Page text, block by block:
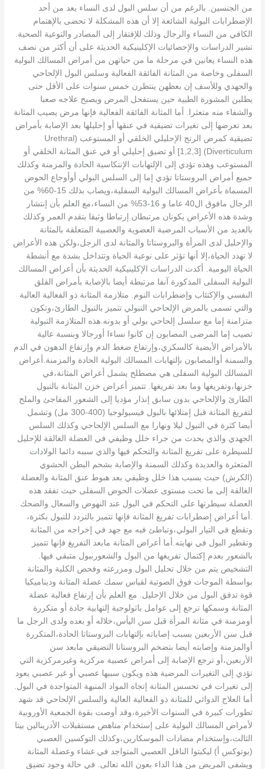
من الجنسين. بالرغم من أن سلس البول لدى النساء يعد من أحد
الإضطرابات البولية الشائعة إلا أن هذه المشكلة لا تحضى بالإهتمام
الكافي من النساء والرجال وذلك للإفتقار إلى المصادر والتوعية الصحية.
تشير الدراسات والإحصائيات الإكلينيكية الحديثة على أن أكثر من نصف
هذه النساء يعانين في مرحلة ما من حياتهن من أمراض المسالك البولية
السفلى وخاصة من المثانة الفائقة الفعالية وسلس البول الإلحاحي
والجهدي وللأسف إن بعظهن ينتظرن خمس سنوات على الأقل حتى
يطلبن المشورة الطبية حين يستفحل المرض ويصبح علاجه صعبا
والشفاء منه متعثرا. أما المثانة الفائقة الفعالية فإنها مرض يصيب المثانة
بعد تعرضها إلى تغيرات تضيقية في عنقها أو إحليلها بعد الإصابة بأمراض
تضيقية كمرض الرتج الإحليلي الخلقي أو المستوعب (Urethral
Diverticulum) [1,2,3] أو تضيق إحليلي أو في عنق المثانة الخلقي أو
المستوعب وهذه تؤدي إلى الإلتهابات الإنتكاسية الحادة والمزمنة وكذلك
جميع أمراض البروستاتا تؤدي إما إلى السلس البولي أوأوجاع الحوض
المسماة بأعراض المسالك البولية السفلية،ويصاب بذلك 15-60% من
الرجال مافوق ال40 عاما و 16-53% من النساء،مع العلم بأن إنتشار
وشدة هذه الأعراض يكونان مرتبطان إرتباطا وثيقا بتقدم العمر وكذلك
بالعديد من الأسباب المرضية العضوية والعصبية المتعلقة بالمثانة
والإحليل لدى المرأة والبروستاتا والمثانة لدى الرجل،ولكن هذه الأعراض
لا تهدد الحياة،إلا أنها تؤثر على نوعية الحياة وتتداخل بشدة مع أنشطة
الحياة اليومية. أكدت الدراسات الإكلينيكية الحديثة بأن أعراض المسالك
البولية السفلى المذكورة آنفا مرتبطة أيضا بالإصابة بأمراض القلق
النفسي والإكتئاب وإضطرابات النوم. متلازمة المثانة ذو الفعالية العالية
والتي تسمى بالمرض الإلحاحي التبولي تتميز بالتبول الطارئ،وتكون
متزامنة إما مع سلسل إلحاحي بولي أو بدونه.هذه المتلازمة التبولية
تصيب إما المرضى المصابون إن كانوا نساءا أورجالا وبنسبة عالية
بالأمراض الأيضية كالسكري،وإرتفاع ضغط الدم وإرتفاع الدهون في الدم
والسمنة أوالمصابون بإلتهابات المسالك البولية الحادة والمزمنة.أعراض
المسالك البولية السفلى هي مصطلح يشمل أعراض المثانة،في
خزنها،وتفريغها وما بعد تفريغها. تتميز أعراض خزن المثانة بالتبول
الطارئ والإلحاحي بدون سابق إنذار مؤديا إلى الشعور المفاجئ والملح
لتفريغ المثانة قبل إمتلائها بالبول فيسيولوجيا (400-300 مل) وتشمل
أيضا كثرة في التبول ليلا ونهارا مع السلس الإلحاحي وكذلك السلس
الجهدي والذي يحدث من جراء خلل وظيفي في العضلة الغالقة للإحليل
للسيطرة على تفريغ المثانة والتحكم فيها والذي سببه دائما الولادات
المتعثرة والعديدة وكذلك السمنة والإصابة بشحم البطن الحشوي
(الكرش) حيث يسبب هذا خلل وظيفي بعد هبوط عنق المثانة والعضلة
الغالقة إلى ما تحت مستوى عضلات الحوض السفلى حيث تفقد هذه
العضلة سيطرتها على التحكم في البول عند النهوض والسعال والضحك
.أما أعراض إضطرابات تفريغ المثانة فإنها تتميز بالتردد للتبول بكثرة،
وتقطع في التيار البولي،وتباطئ فيه مع جهد في إخراجه من المثانة
وتقطير البول في نهايته.أما أعراض المثانة مابعد التفريغ فإنها تتميز
بالشعور بعدم إكتمال تفريغها من البول والشعورببول متبقي فيها.
التشخيص يتم من خلال تحليل البول ومزرعته وفحص الكلية والمثانة
بواسطة الموجات فوق الصوتية لقياس سمك عضلة المثانة وديناميكيا
قوة تدفق البول من خلال الإحليل. مع العلم بأن إرتفاع فعالية عضلة
المثانة وسمكها ترجع إلى عوامل باثولوجية إلتهابية حادة أو متكررة
أومزمنة في مثانة المرأة قبل سن اليأس،خلاله أو بعده ولدى الرجل ما
قبل سن الأربعين بسبب إصاباته بإلتهابات البروستاتا الحادة،المتكررة
أوالمزمنة وإصابته أيضا بتضخم البروستاتا التضيقي مابعد سن
الأربعين،أو ترجع الإصابة إلى أمراض عصبية مركزية وغيرمركزية التي
تؤدي إلى التغيرات المرضية هذه ويكون سببها عصبي أو غير عصبي يعود
إلى تغيرات في تحسس المثانة إتجاه المواد المنبهة المتواجدة في البول.
أما العلاج الدوائي للمثانة ذو الفعالية العالية والسلس الإلحاحي قد شهد
تطورات كبيرة في السنوات الأخيرة،وقد أوصت بقوة الجمعية الأوروبية
لأمراض المسالك البولية على إستخدام مناهض مستقبلات الأدرينالين بيتا
الثالث،وإستخدام مضادات الموسكارين،وكذلك التوكسين العصبي
(بوتوكس أ) ليكبتوا الناقل العصبي المتواجد في غشاء وعضلة المثانة
ويشفى المريض من هذا الداء بعون الله تعالى. في حالة وجود تضيق